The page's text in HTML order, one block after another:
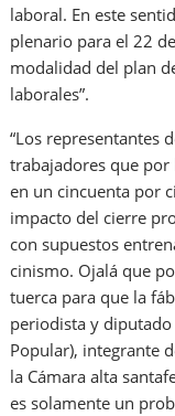
laboral. En este
plenario para el 22
modalidad del plan
laborales”.
“Los representantes
trabajadores que por
en un cincuenta por
impacto del cierre
con supuestos
cinismo. Ojalá que
tuerca para que la
periodista y diputado
Popular), integrante
la Cámara alta
es solamente un